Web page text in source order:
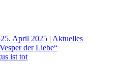
25. April 2025 | Aktuelles
der Liebe“
ist tot